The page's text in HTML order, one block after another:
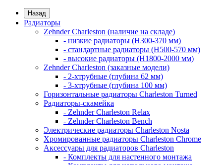
Назад
Радиаторы
Zehnder Charleston (наличие на складе)
- низкие радиаторы (H300-370 мм)
- стандартные радиаторы (H500-570 мм)
- высокие радиаторы (H1800-2000 мм)
Zehnder Charleston (заказные модели)
- 2-хтрубные (глубина 62 мм)
- 3-хтрубные (глубина 100 мм)
Горизонтальные радиаторы Charleston Turned
Радиаторы-скамейка
- Zehnder Charleston Relax
- Zehnder Charleston Bench
Электрические радиаторы Charleston Nosta
Хромированные радиаторы Charleston Chrome
Аксессуары для радиаторов Charleston
- Комплекты для настенного монтажа